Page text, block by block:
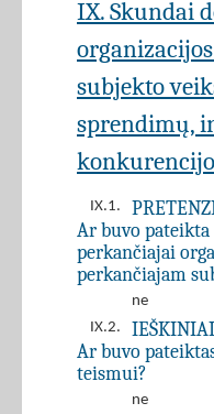
IX. Skundai
subjekto
sprendimų,
IX.1.
Ar buvo
perkančiajai
perkančiajam
ne
IX.2.
Ar buvo
teismui?
ne